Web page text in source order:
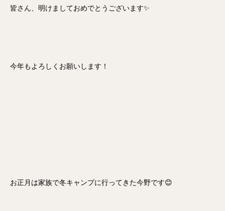
皆さん、明けましておめでとうございます✨
今年もよろしくお願いします！
お正月は家族で冬キャンプに行ってきた今野です😊